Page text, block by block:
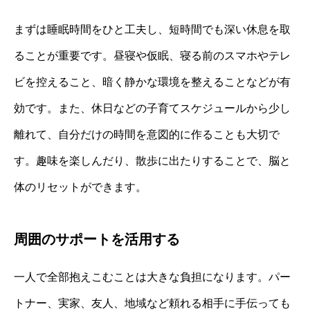
まずは睡眠時間をひと工夫し、短時間でも深い休息を取
ることが重要です。昼寝や仮眠、寝る前のスマホやテレ
ビを控えること、暗く静かな環境を整えることなどが有
効です。また、休日などの子育てスケジュールから少し
離れて、自分だけの時間を意図的に作ることも大切で
す。趣味を楽しんだり、散歩に出たりすることで、脳と
体のリセットができます。
周囲のサポートを活用する
一人で全部抱えこむことは大きな負担になります。パー
トナー、実家、友人、地域など頼れる相手に手伝っても